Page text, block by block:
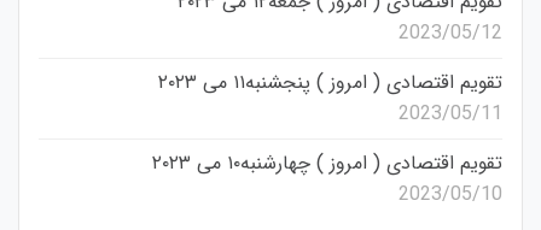
2023/05/12
تقویم اقتصادی ( امروز ) پنجشنبه۱۱ می ۲۰۲۳
2023/05/11
تقویم اقتصادی ( امروز ) چهارشنبه۱۰ می ۲۰۲۳
2023/05/10